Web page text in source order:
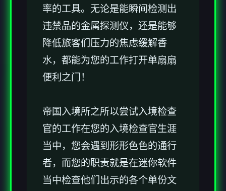
率的工具。无论是能瞬间检测出
违禁品的金属探测仪，还是能够
降低旅客们压力的焦虑缓解香
水，都能为您的工作打开单扇扇
便利之门！
帝国入境所之所以尝试入境检查
官的工作在您的入境检查官生涯
当中，您会遇到形形色色的通行
者，而您的职责就是在迷你软件
当中检查他们出示的各个单份文